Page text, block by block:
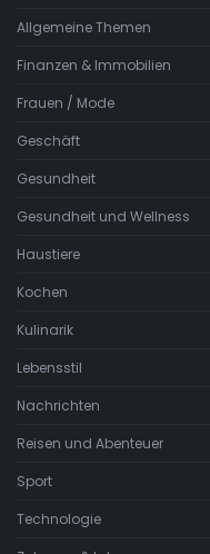
Allgemeine Themen
Finanzen & Immobilien
Frauen / Mode
Geschäft
Gesundheit
Gesundheit und Wellness
Haustiere
Kochen
Kulinarik
Lebensstil
Nachrichten
Reisen und Abenteuer
Sport
Technologie